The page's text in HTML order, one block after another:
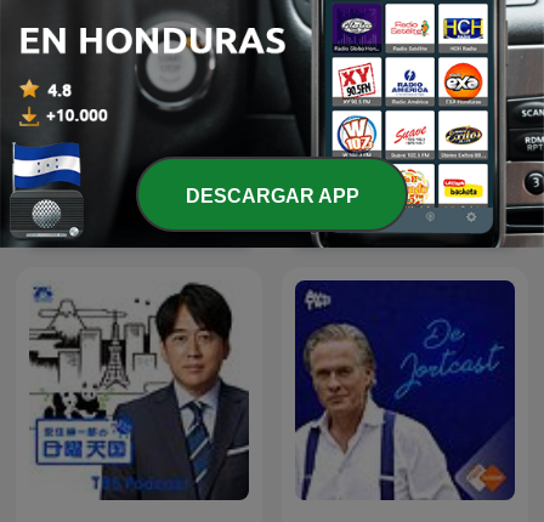
Quem Ama Não Esquece
Historias de nuestra
historia
DESCARGAR APP